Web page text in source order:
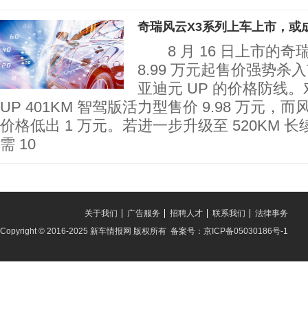
奇瑞风云X3系列上车上市，或
8 月 16 日上市的奇瑞
8.99 万元起售价强势杀
亚迪元 UP 的价格防线
UP 401KM 智驾版活力型售价 9.98 万元，而
价格低出 1 万元。若进一步升级至 520KM 长
需 10
法律事务
联系我们
招聘人才
广告服务
关于我们
Copyright © 2016-2025 新车情报网 版权所有 备案号：京ICP备05030186号-1